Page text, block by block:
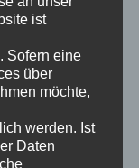
ist
Sofern eine
über
möchte,
werden. Ist
Daten